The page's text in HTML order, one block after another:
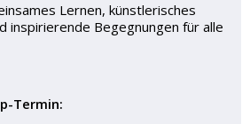
Lernen, künstlerisches
inspirierende Begegnungen für alle
Termin: